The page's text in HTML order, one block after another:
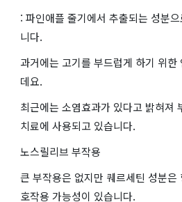
: 파인애플 줄기에서 추출되는 성분
니다.
과거에는 고기를 부드럽게 하기 위한
데요.
최근에는 소염효과가 있다고 밝혀져
치료에 사용되고 있습니다.
노스릴리브 부작용
큰 부작용은 없지만 퀘르세틴 성분은
호작용 가능성이 있습니다.